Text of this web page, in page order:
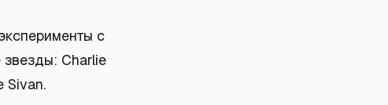
с
звезды: Charlie
Sivan.